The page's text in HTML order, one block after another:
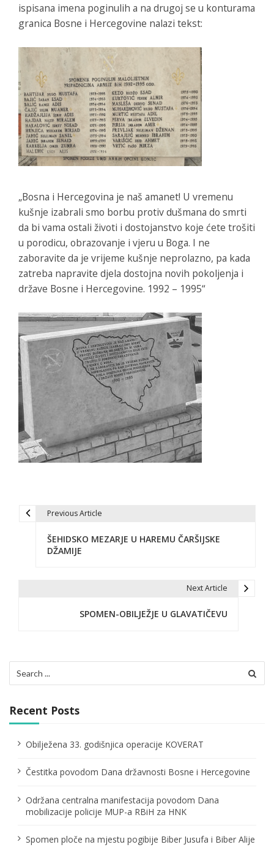
ispisana imena poginulih a na drugoj se u konturama
granica Bosne i Hercegovine nalazi tekst:
„Bosna i Hercegovina je naš amanet! U vremenu
kušnje izabrali smo borbu protiv dušmana do smrti
da bi vama ostali životi i dostojanstvo koje ćete trošiti
u porodicu, obrazovanje i vjeru u Boga. I ne
zaboravite da je vrijeme kušnje neprolazno, pa kada
zatreba napravite djela dostojna novih pokoljenja i
države Bosne i Hercegovine. 1992 – 1995“
v
i
a
t
i
n
Previous Article
ŠEHIDSKO MEZARJE U HAREMU ČARŠIJSKE
DŽAMIJE
Next Article
SPOMEN-OBILJEŽJE U GLAVATIČEVU
for:
Recent Posts
Obilježena 33. godišnjica operacije KOVERAT
Čestitka povodom Dana državnosti Bosne i Hercegovine
Održana centralna manifestacija povodom Dana
mobilizacije policije MUP-a RBiH za HNK
Spomen ploče na mjestu pogibije Biber Jusufa i Biber Alije